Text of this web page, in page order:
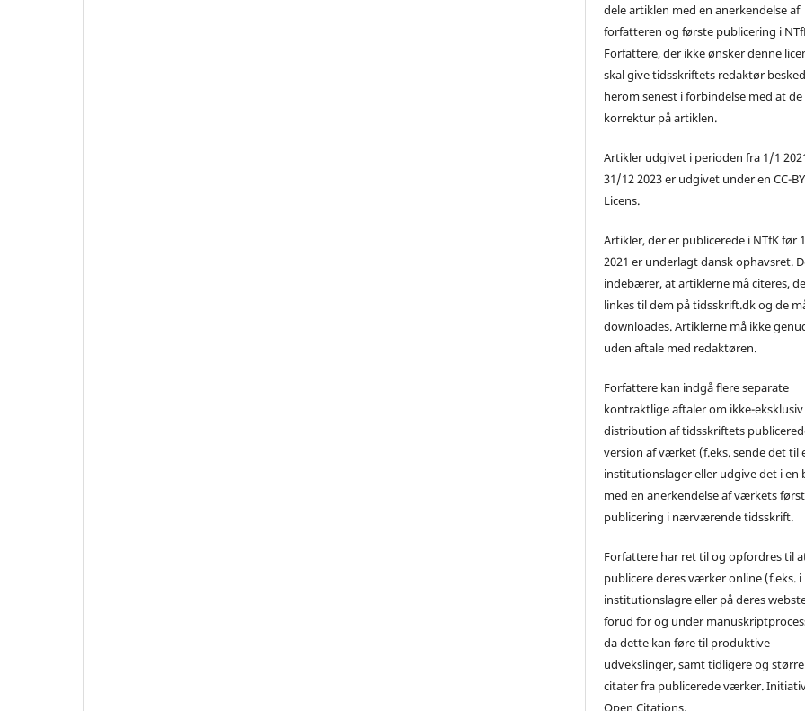
dele artiklen med en anerkendelse af
forfatteren og første publicering i
Forfattere, der ikke ønsker denne
skal give tidsskriftets redaktør besked
herom senest i forbindelse med at
korrektur på artiklen.
Artikler udgivet i perioden fra 1/1
31/12 2023 er udgivet under en CC-
Licens.
Artikler, der er publicerede i NTfK før
2021 er underlagt dansk ophavsret.
indebærer, at artiklerne må citeres,
linkes til dem på tidsskrift.dk og de
downloades. Artiklerne må ikke
uden aftale med redaktøren.
Forfattere kan indgå flere separate
kontraktlige aftaler om ikke-eksklusiv
distribution af tidsskriftets
version af værket (f.eks. sende det til
institutionslager eller udgive det i en
med en anerkendelse af værkets
publicering i nærværende tidsskrift.
Forfattere har ret til og opfordres til
publicere deres værker online (f.eks. i
institutionslagre eller på deres
forud for og under
da dette kan føre til produktive
udvekslinger, samt tidligere og større
citater fra publicerede værker.
Open Citations.